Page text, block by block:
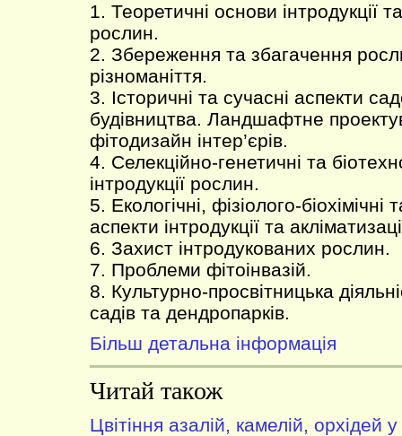
1. Теоретичні основи інтродукції
рослин.
2. Збереження та збагачення
різноманіття.
3. Історичні та сучасні аспекти
будівництва. Ландшафтне
фітодизайн інтер’єрів.
4. Селекційно-генетичні та
інтродукції рослин.
5. Екологічні, фізіолого-біохімічні
аспекти інтродукції та
6. Захист інтродукованих рослин.
7. Проблеми фітоінвазій.
8. Культурно-просвітницька
садів та дендропарків.
Більш детальна інформація
Читай також
Цвітіння азалій, камелій, орхідей